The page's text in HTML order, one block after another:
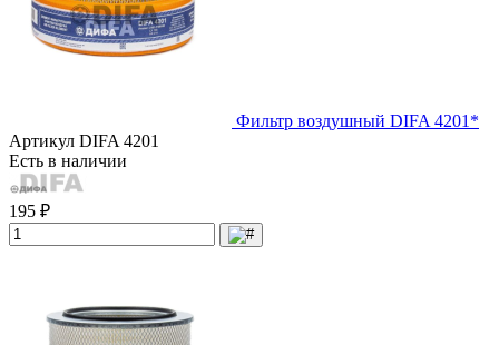
Фильтр воздушный DIFA 4201*
Артикул DIFA 4201
Есть в наличии
195 ₽